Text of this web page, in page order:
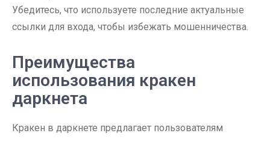
Убедитесь, что используете последние актуальные
ссылки для входа, чтобы избежать мошенничества.
Преимущества
использования кракен
даркнета
Кракен в даркнете предлагает пользователям